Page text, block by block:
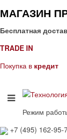
МАГАЗИН
Бесплатная
TRADE IN
Покупка в кредит
Режим
+7 (495) 162-95-